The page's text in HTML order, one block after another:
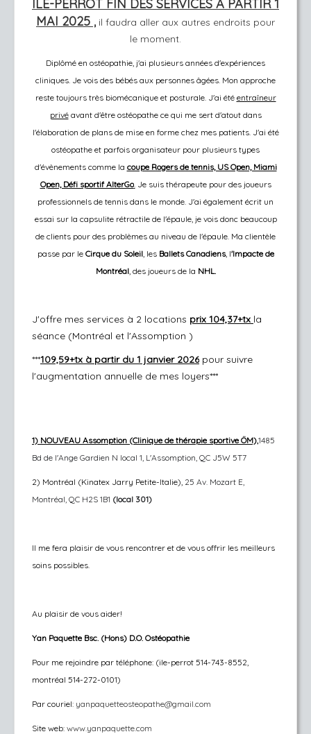
ILE-PERROT FIN DES SERVICES À PARTIR 1
MAI 2025 , il faudra aller aux autres endroits pour
le moment.
Diplômé en ostéopathie, j'ai plusieurs années d'expériences
cliniques. Je vois des bébés aux personnes âgées. Mon approche
reste toujours très biomécanique et posturale. J'ai été entraîneur
privéavant d'être ostéopathe ce qui me sert d'atout dans
l'élaboration de plans de mise en forme chez mes patients. J'ai été
ostéopathe et parfois organisateur pour plusieurs types
d'évènements comme la coupe Rogers de tennis, US Open, Miami
Open, Défi sportif AlterGo.Je suis thérapeute pour des joueurs
professionnels de tennis dans le monde. J'ai également écrit un
essai sur la capsulite rétractile de l'épaule, je vois donc beaucoup
de clients pour des problèmes au niveau de l'épaule. Ma clientèle
passe par le Cirque du Soleil, les Ballets Canadiens, l'Impacte de
Montréal, des joueurs de la NHL.​
J'offre mes services à 2 locations prix 104,37+tx la
séance (Montréal et l'Assomption )
***109,59+tx à partir du 1 janvier 2026 pour suivre
l'augmentation annuelle de mes loyers***
1) NOUVEAU Assomption (Clinique de thérapie sportive ÖM),1485
Bd de l'Ange Gardien N local 1, L'Assomption, QC J5W 5T7
2) Montréal (Kinatex Jarry Petite-Italie), 25 Av. Mozart E,
Montréal, QC H2S 1B1 (local 301)
Il me fera plaisir de vous rencontrer et de vous offrir les meilleurs
soins possibles.
Au plaisir de vous aider!
Yan Paquette Bsc. (Hons) D.O. Ostéopathie
Pour me rejoindre par téléphone: (ile-perrot 514-743-8552,
montréal 514-272-0101)
Par couriel: yanpaquetteosteopathe@gmail.com
Site web: www.yanpaquette.com